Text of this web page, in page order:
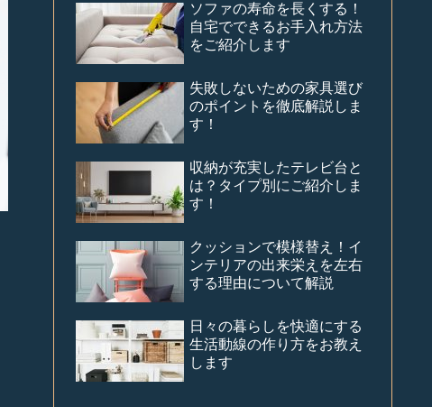
ソファの寿命を長くする！
自宅でできるお手入れ方法
をご紹介します
失敗しないための家具選び
のポイントを徹底解説しま
す！
収納が充実したテレビ台と
は？タイプ別にご紹介しま
す！
クッションで模様替え！イ
ンテリアの出来栄えを左右
する理由について解説
日々の暮らしを快適にする
生活動線の作り方をお教え
します